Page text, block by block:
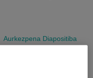
Aurkezpena Diapositiba